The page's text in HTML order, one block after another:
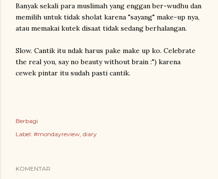
Banyak sekali para muslimah yang enggan ber-wudhu dan
memilih untuk tidak sholat karena "sayang" make-up nya,
atau memakai kutek disaat tidak sedang berhalangan.
Slow. Cantik itu ndak harus pake make up ko. Celebrate
the real you, say no beauty without brain :") karena
cewek pintar itu sudah pasti cantik.
Berbagi
Label: #mondayreview diary
KOMENTAR